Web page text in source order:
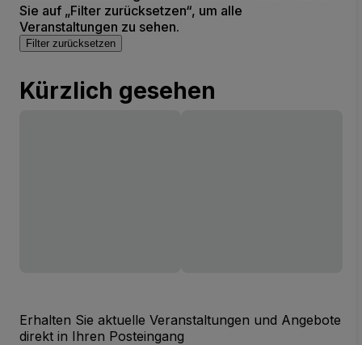
Sie auf „Filter zurücksetzen“, um alle
Veranstaltungen zu sehen.
Filter zurücksetzen
Kürzlich gesehen
Erhalten Sie aktuelle Veranstaltungen und Angebote
direkt in Ihren Posteingang